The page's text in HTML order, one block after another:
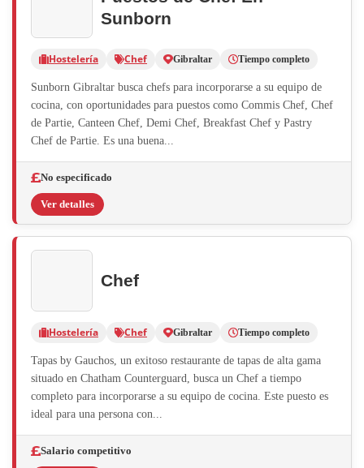
Sunborn
Hostelería Chef Gibraltar Tiempo completo
Sunborn Gibraltar busca chefs para incorporarse a su equipo de
cocina, con oportunidades para puestos como Commis Chef, Chef
de Partie, Canteen Chef, Demi Chef, Breakfast Chef y Pastry
Chef de Partie. Es una buena...
No especificado
Ver detalles
Chef
Hostelería Chef Gibraltar Tiempo completo
Tapas by Gauchos, un exitoso restaurante de tapas de alta gama
situado en Chatham Counterguard, busca un Chef a tiempo
completo para incorporarse a su equipo de cocina. Este puesto es
ideal para una persona con...
Salario competitivo